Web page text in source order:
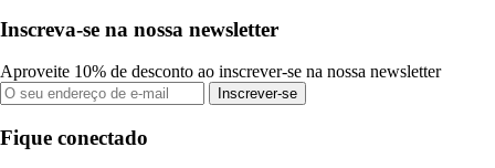
Inscreva-se na nossa newsletter
Aproveite 10% de desconto ao inscrever-se na nossa newsletter
Inscrever-se
Fique conectado